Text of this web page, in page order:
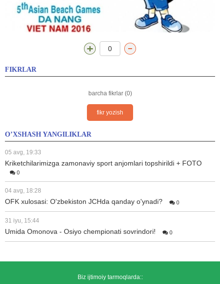
0
FIKRLAR
barcha fikrlar (0)
fikr yozish
O’XSHASH YANGILIKLAR
05 avg, 19:33
Kriketchilarimizga zamonaviy sport anjomlari topshirildi + FOTO
0
04 avg, 18:28
OFK xulosasi: O'zbekiston JCHda qanday o'ynadi? 0
31 iyu, 15:44
Umida Omonova - Osiyo chempionati sovrindori! 0
Biz ijtimoiy tarmoqlarda::